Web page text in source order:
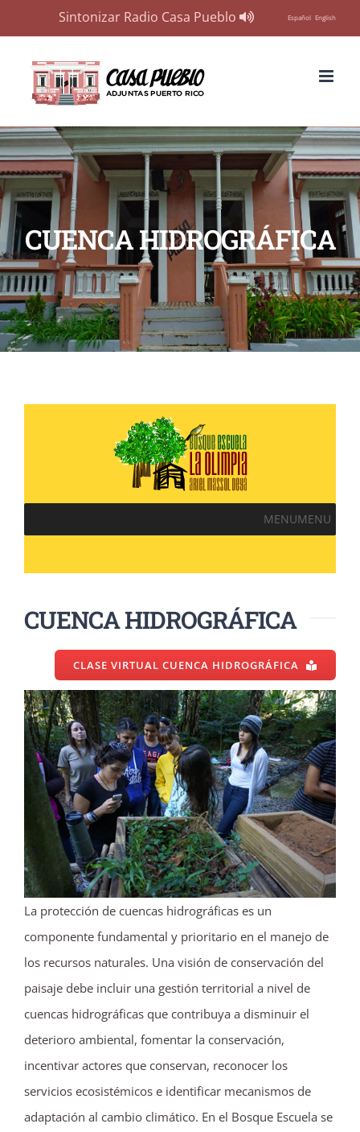
Sintonizar Radio Casa Pueblo Español English
content
CUENCA HIDROGRÁFICA
MENUMENU
CUENCA HIDROGRÁFICA
CLASE VIRTUAL CUENCA HIDROGRÁFICA
La protección de cuencas hidrográficas es un
componente fundamental y prioritario en el manejo de
los recursos naturales. Una visión de conservación del
paisaje debe incluir una gestión territorial a nivel de
cuencas hidrográficas que contribuya a disminuir el
deterioro ambiental, fomentar la conservación,
incentivar actores que conservan, reconocer los
servicios ecosistémicos e identificar mecanismos de
adaptación al cambio climático. En el Bosque Escuela se